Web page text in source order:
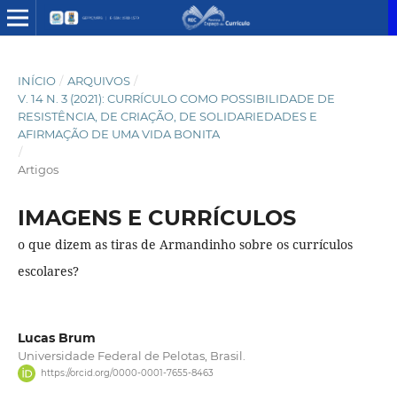
INÍCIO / ARQUIVOS /
V. 14 N. 3 (2021): CURRÍCULO COMO POSSIBILIDADE DE
RESISTÊNCIA, DE CRIAÇÃO, DE SOLIDARIEDADES E
AFIRMAÇÃO DE UMA VIDA BONITA
/
Artigos
IMAGENS E CURRÍCULOS
o que dizem as tiras de Armandinho sobre os currículos
escolares?
Lucas Brum
Universidade Federal de Pelotas, Brasil.
https://orcid.org/0000-0001-7655-8463